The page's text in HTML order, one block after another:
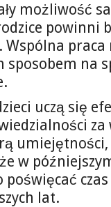
możliwość
powinni
na
uczą się
w
lat.